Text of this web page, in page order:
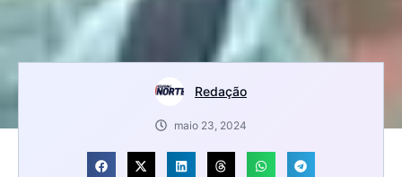
Redação
maio 23, 2024